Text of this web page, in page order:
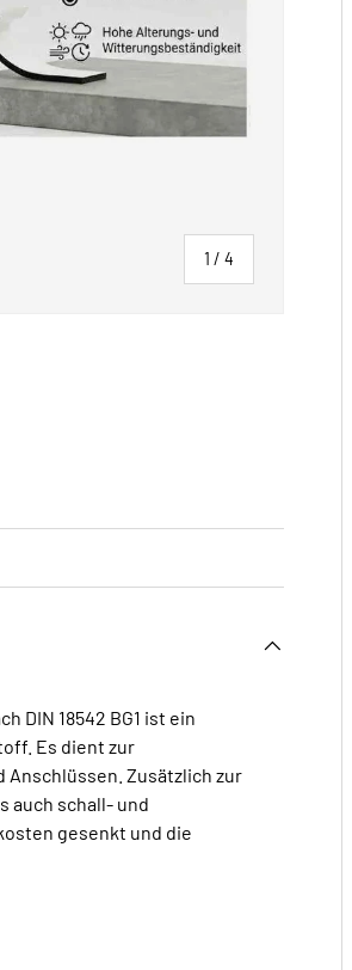
1 /von
4
DIN 18542 BG1 ist ein
Es dient zur
Zusätzlich zur
auch schall- und
gesenkt und die